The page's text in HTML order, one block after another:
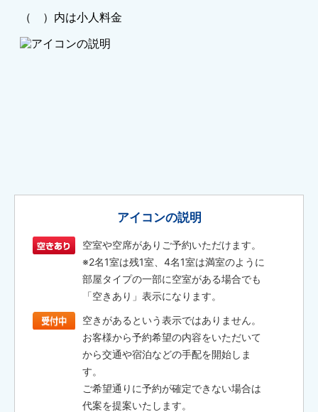
アイコンの説明
空室や空席がありご予約いただけます。
※2名1室は残1室、4名1室は満室のように
部屋タイプの一部に空室がある場合でも
「空きあり」表示になります。
空きがあるという表示ではありません。
お客様から予約希望の内容をいただいて
から交通や宿泊などの手配を開始しま
す。
ご希望通りに予約が確定できない場合は
代案を提案いたします。